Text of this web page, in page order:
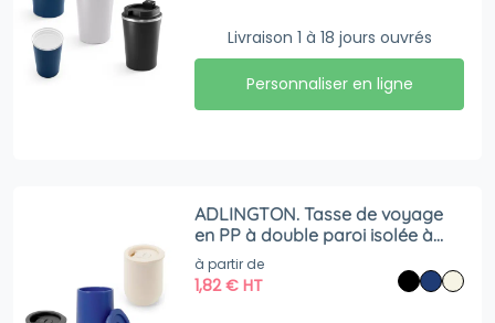
Livraison 1 à 18 jours ouvrés
Personnaliser en ligne
ADLINGTON. Tasse de voyage
en PP à double paroi isolée à
l’air
à partir de
1,82€ HT